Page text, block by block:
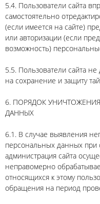
5.4. Пользователи сайта
самостоятельно
(если имеется на сайте)
или авторизации (если
возможность)
5.5. Пользователи сайта
на сохранение и защиту
6. ПОРЯДОК
ДАННЫХ
6.1. В случае выявления
персональных данных при
администрация сайта
неправомерно
относящихся к этому
обращения на период